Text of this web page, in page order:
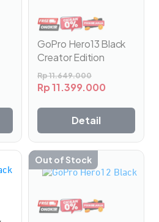
GoPro Hero13 Black
Creator Edition
Rp11.649.000
Rp11.399.000
Detail
Out of Stock